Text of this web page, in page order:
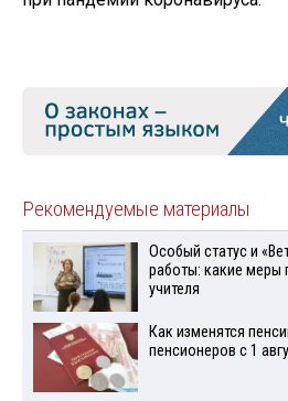
Рекомендуемые материалы
Особый статус и
работы: какие меры
учителя
Как изменятся
пенсионеров с 1